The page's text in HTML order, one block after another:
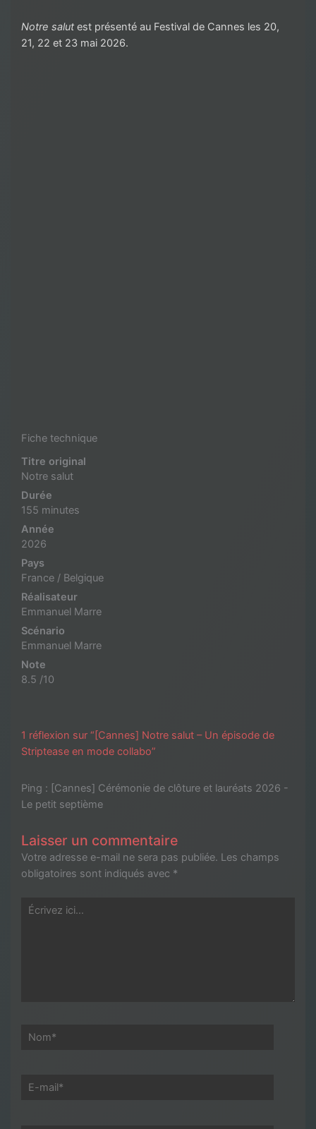
Notre salut est présenté au Festival de Cannes les 20,
21, 22 et 23 mai 2026.
Fiche technique
Titre original
Notre salut
Durée
155 minutes
Année
2026
Pays
France / Belgique
Réalisateur
Emmanuel Marre
Scénario
Emmanuel Marre
Note
8.5 /10
1 réflexion sur “[Cannes] Notre salut – Un épisode de
Striptease en mode collabo”
Ping : [Cannes] Cérémonie de clôture et lauréats 2026 -
Le petit septième
Laisser un commentaire
Votre adresse e-mail ne sera pas publiée. Les champs
obligatoires sont indiqués avec *
Écrivez
Nom*
E-